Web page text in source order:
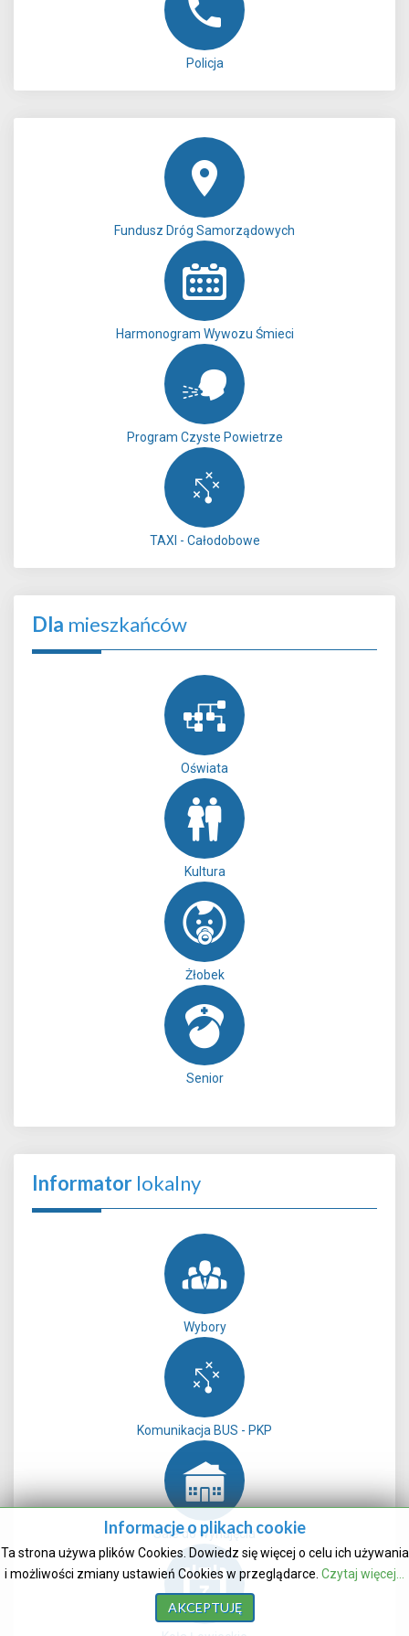
Policja
Fundusz Dróg Samorządowych
Harmonogram Wywozu Śmieci
Program Czyste Powietrze
TAXI - Całodobowe
Dla mieszkańców
Oświata
Kultura
Żłobek
Senior
Informator lokalny
Wybory
Komunikacja BUS - PKP
Sale do wynajęcia
Informacje o plikach cookie
Ta strona używa plików Cookies. Dowiedz się więcej o celu ich używania
i możliwości zmiany ustawień Cookies w przeglądarce. Czytaj więcej...
AKCEPTUJĘ